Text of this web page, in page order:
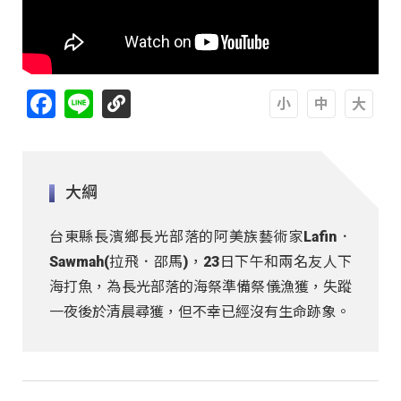
Facebook
Line
大綱
台東縣長濱鄉長光部落的阿美族藝術家Lafin．
Sawmah(拉飛．邵馬)，23日下午和兩名友人下
海打魚，為長光部落的海祭準備祭儀漁獲，失蹤
一夜後於清晨尋獲，但不幸已經沒有生命跡象。